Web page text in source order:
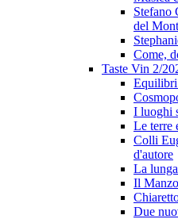
Stefano
del
Come,
Taste Vin 2/
I luoghi
Le terre
Colli
d'autore
La
Il
Due